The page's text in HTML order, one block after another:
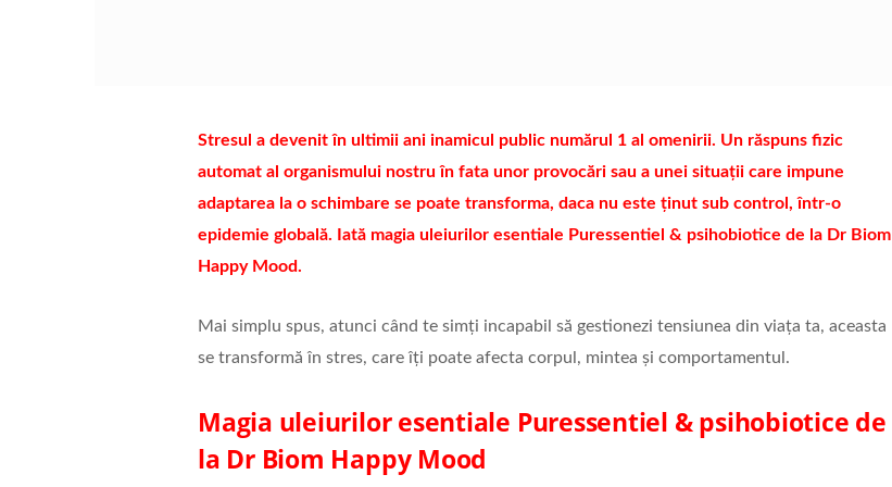
Stresul a devenit în ultimii ani inamicul public numărul 1 al omenirii. Un răspuns fizic
automat al organismului nostru în fata unor provocări sau a unei situații care impune
adaptarea la o schimbare se poate transforma, daca nu este ținut sub control, într-o
epidemie globală. Iată magia uleiurilor esentiale Puressentiel & psihobiotice de la Dr Biom
Happy Mood.
Mai simplu spus, atunci când te simți incapabil să gestionezi tensiunea din viața ta, aceasta
se transformă în stres, care îți poate afecta corpul, mintea și comportamentul.
Magia uleiurilor esentiale Puressentiel & psihobiotice de
la Dr Biom Happy Mood